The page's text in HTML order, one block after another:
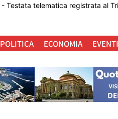
- Testata telematica registrata al
POLITICA ECONOMIA